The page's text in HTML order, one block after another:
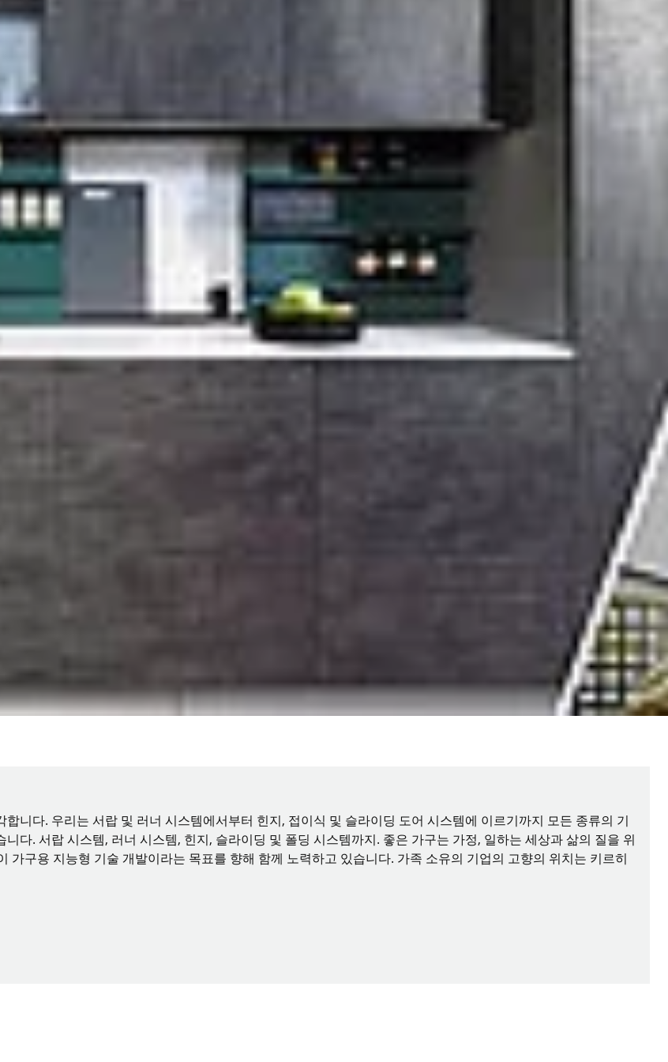
니다. 우리는 서랍 및 러너 시스템에서부터 힌지, 접이식 및 슬라이딩 도어 시스템에 이르기까지 모든 종류의 기
다. 서랍 시스템, 러너 시스템, 힌지, 슬라이딩 및 폴딩 시스템까지. 좋은 가구는 가정, 일하는 세상과 삶의 질을 위
구용 지능형 기술 개발이라는 목표를 향해 함께 노력하고 있습니다. 가족 소유의 기업의 고향의 위치는 키르히